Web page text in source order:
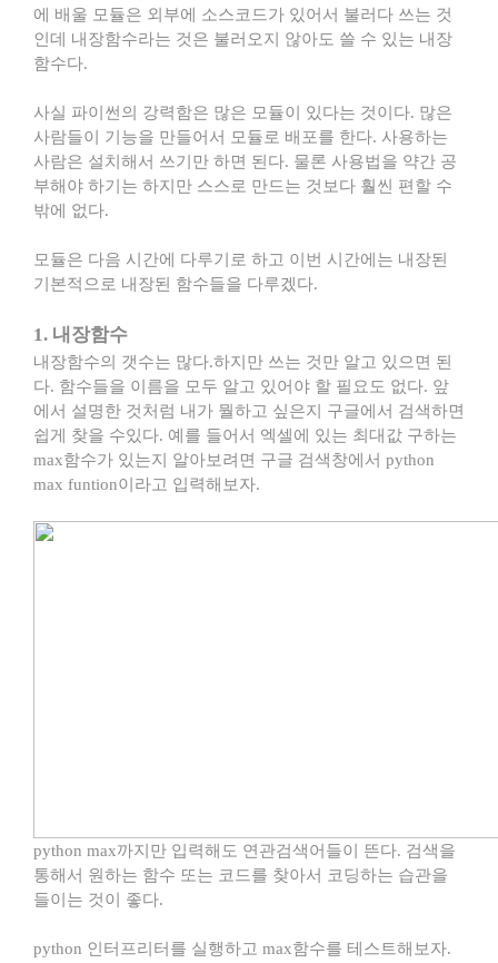
에 배울 모듈은 외부에 소스코드가 있어서 불러다 쓰는 것
인데 내장함수라는 것은 불러오지 않아도 쓸 수 있는 내장
함수다.
사실 파이썬의 강력함은 많은 모듈이 있다는 것이다. 많은
사람들이 기능을 만들어서 모듈로 배포를 한다. 사용하는
사람은 설치해서 쓰기만 하면 된다. 물론 사용법을 약간 공
부해야 하기는 하지만 스스로 만드는 것보다 훨씬 편할 수
밖에 없다.
모듈은 다음 시간에 다루기로 하고 이번 시간에는 내장된
기본적으로 내장된 함수들을 다루겠다.
1. 내장함수
내장함수의 갯수는 많다.하지만 쓰는 것만 알고 있으면 된
다. 함수들을 이름을 모두 알고 있어야 할 필요도 없다. 앞
에서 설명한 것처럼 내가 뭘하고 싶은지 구글에서 검색하면
쉽게 찾을 수있다. 예를 들어서 엑셀에 있는 최대값 구하는
max함수가 있는지 알아보려면 구글 검색창에서 python
max funtion이라고 입력해보자.
python max까지만 입력해도 연관검색어들이 뜬다. 검색을
통해서 원하는 함수 또는 코드를 찾아서 코딩하는 습관을
들이는 것이 좋다.
python 인터프리터를 실행하고 max함수를 테스트해보자.